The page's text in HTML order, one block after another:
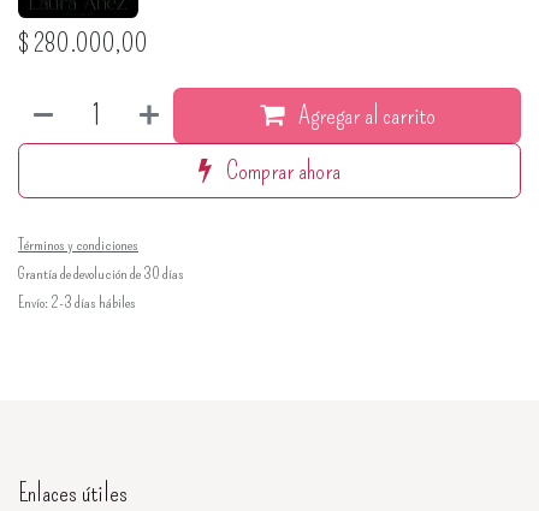
$ 280.000,00
Agregar al carrito
Comprar ahora
Términos y condiciones
Grantía de devolución de 30 días
Envío: 2-3 días hábiles
Enlaces útiles